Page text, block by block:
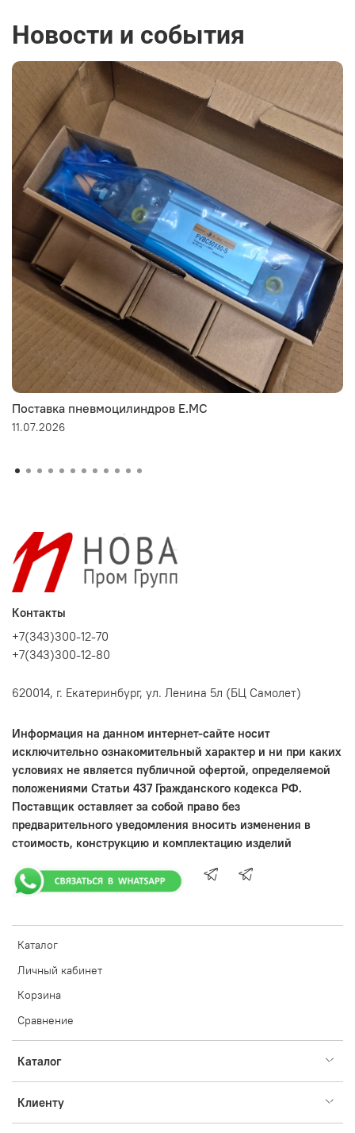
Новости и события
Поставка пневмоцилиндров E.MC
11.07.2026
Каталог
Личный кабинет
Корзина
Сравнение
Каталог
Клиенту
Контакты
+7(343)300-12-70
+7(343)300-12-80
620014, г. Екатеринбург, ул. Ленина 5л (БЦ Самолет)
Информация на данном интернет-сайте носит
исключительно ознакомительный характер и ни при каких
условиях не является публичной офертой, определяемой
положениями Статьи 437 Гражданского кодекса РФ.
Поставщик оставляет за собой право без
предварительного уведомления вносить изменения в
стоимость, конструкцию и комплектацию изделий